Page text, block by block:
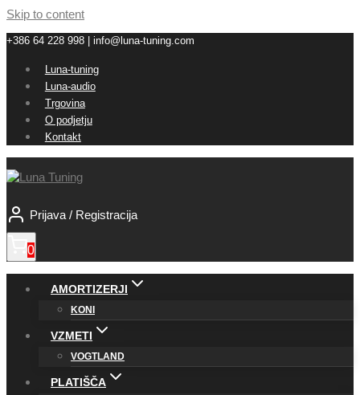
Skip to content
+386 64 228 998 | info@luna-tuning.com
Luna-tuning
Luna-audio
Trgovina
O podjetju
Kontakt
Prijava / Registracija
0
AMORTIZERJI
KONI
VZMETI
VOGTLAND
PLATIŠČA